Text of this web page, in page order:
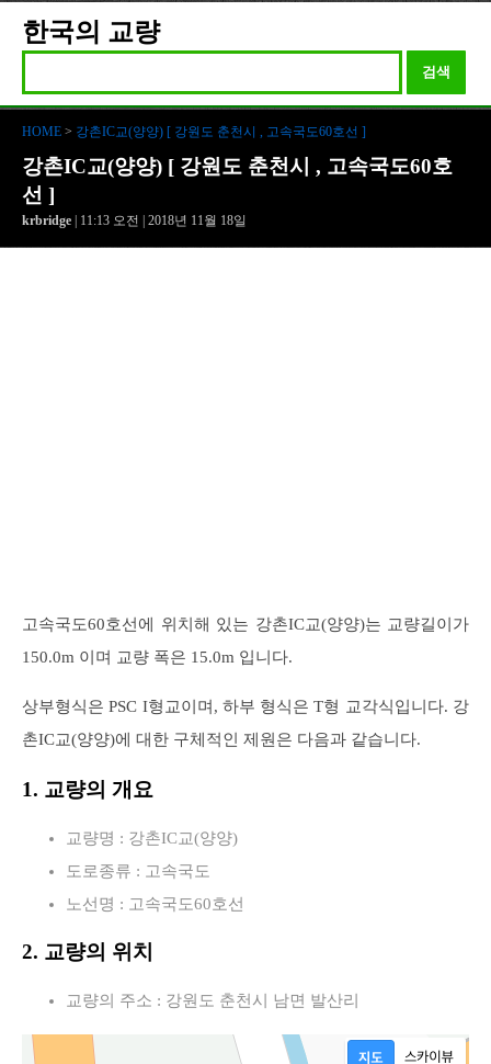
한국의 교량
검색
HOME > 강촌IC교(양양) [ 강원도 춘천시 , 고속국도60호선 ]
강촌IC교(양양) [ 강원도 춘천시 , 고속국도60호
선 ]
krbridge | 11:13 오전 | 2018년 11월 18일
고속국도60호선에 위치해 있는 강촌IC교(양양)는 교량길이가
150.0m 이며 교량 폭은 15.0m 입니다.
상부형식은 PSC I형교이며, 하부 형식은 T형 교각식입니다. 강
촌IC교(양양)에 대한 구체적인 제원은 다음과 같습니다.
1. 교량의 개요
교량명 : 강촌IC교(양양)
도로종류 : 고속국도
노선명 : 고속국도60호선
2. 교량의 위치
교량의 주소 : 강원도 춘천시 남면 발산리